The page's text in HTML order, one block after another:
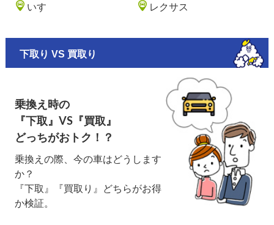
いすゞ
レクサス
下取り VS 買取り
乗換え時の
『下取』VS『買取』
どっちがおトク！？
乗換えの際、今の車はどうします
か？
『下取』『買取り』どちらがお得
か検証。